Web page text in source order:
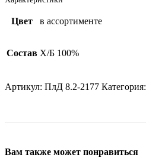
Цвет в ассортименте
Состав Х/Б 100%
Артикул: ПлД 8.2-2177 Категория:
Вам также может понравиться